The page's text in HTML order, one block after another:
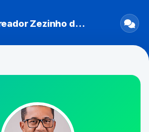
Vereador Zezinho de Joca